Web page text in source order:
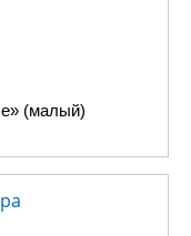
(малый)